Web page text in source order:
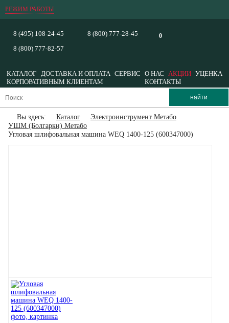
РЕЖИМ РАБОТЫ
0
8 (495) 108-24-45
8 (800) 777-82-57
8 (800) 777-28-45
КАТАЛОГ ДОСТАВКА И ОПЛАТА СЕРВИС О НАС АКЦИИ УЦЕНКА
КОРПОРАТИВНЫМ КЛИЕНТАМ
КОНТАКТЫ
Вы здесь: Каталог
Электроинструмент Метабо
УШМ (Болгарки) Метабо
Угловая шлифовальная машина WEQ 1400-125 (600347000)